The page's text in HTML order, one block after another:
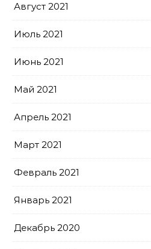
Август 2021
Июль 2021
Июнь 2021
Май 2021
Апрель 2021
Март 2021
Февраль 2021
Январь 2021
Декабрь 2020